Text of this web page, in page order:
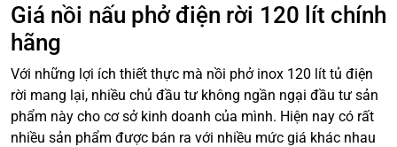
Giá nồi nấu phở điện rời 120 lít chính
hãng
Với những lợi ích thiết thực mà nồi phở inox 120 lít tủ điện
rời mang lại, nhiều chủ đầu tư không ngần ngại đầu tư sản
phẩm này cho cơ sở kinh doanh của mình. Hiện nay có rất
nhiều sản phẩm được bán ra với nhiều mức giá khác nhau